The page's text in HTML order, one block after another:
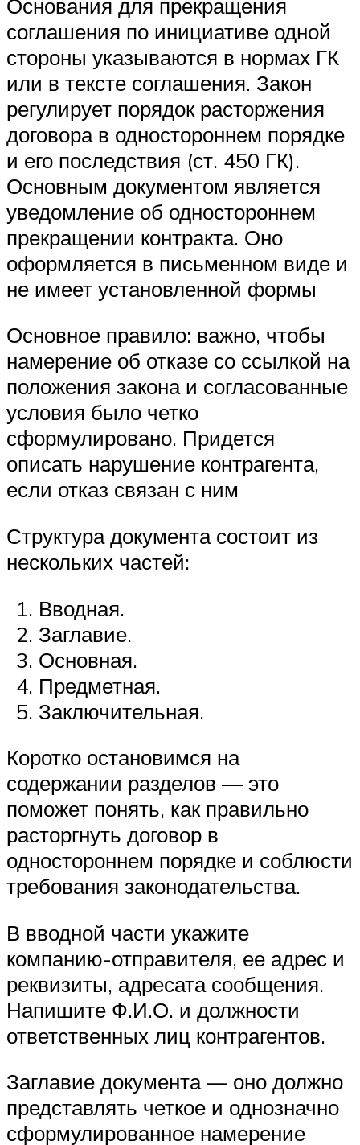
Основания для прекращения
соглашения по инициативе одной
стороны указываются в нормах ГК
или в тексте соглашения. Закон
регулирует порядок расторжения
договора в одностороннем порядке
и его последствия (ст. 450 ГК).
Основным документом является
уведомление об одностороннем
прекращении контракта. Оно
оформляется в письменном виде и
не имеет установленной формы
Основное правило: важно, чтобы
намерение об отказе со ссылкой на
положения закона и согласованные
условия было четко
сформулировано. Придется
описать нарушение контрагента,
если отказ связан с ним
Структура документа состоит из
нескольких частей:
Вводная.
Заглавие.
Основная.
Предметная.
Заключительная.
Коротко остановимся на
содержании разделов — это
поможет понять, как правильно
расторгнуть договор в
одностороннем порядке и соблюсти
требования законодательства.
В вводной части укажите
компанию-отправителя, ее адрес и
реквизиты, адресата сообщения.
Напишите Ф.И.О. и должности
ответственных лиц контрагентов.
Заглавие документа — оно должно
представлять четкое и однозначно
сформулированное намерение